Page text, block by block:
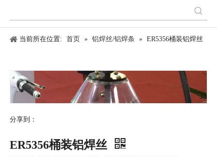
当前所在位置: 首页 » 铝焊丝/铝焊条 » ER5356桶装铝焊丝
分享到：
ER5356桶装铝焊丝